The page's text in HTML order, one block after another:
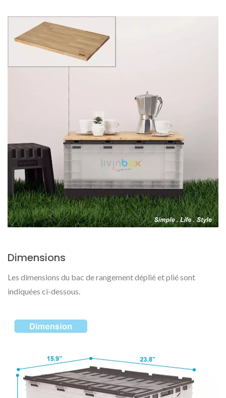
Dimensions
Les dimensions du bac de rangement déplié et plié sont
indiquées ci-dessous.